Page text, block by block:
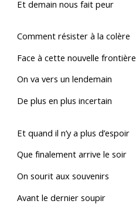
Et demain nous fait peur
Comment résister à la colère
Face à cette nouvelle frontière
On va vers un lendemain
De plus en plus incertain
Et quand il n’y a plus d’espoir
Que finalement arrive le soir
On sourit aux souvenirs
Avant le dernier soupir